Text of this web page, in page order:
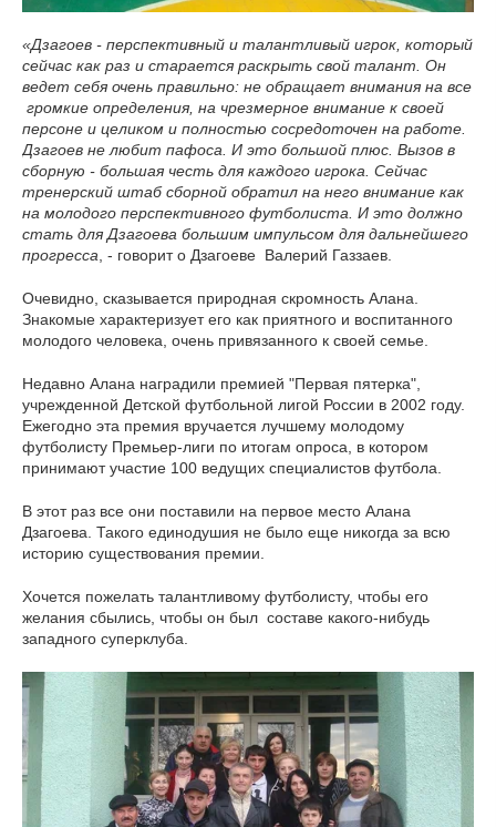
«Дзагоев - перспективный и талантливый игрок, который
сейчас как раз и старается раскрыть свой талант. Он
ведет себя очень правильно: не обращает внимания на все
громкие определения, на чрезмерное внимание к своей
персоне и целиком и полностью сосредоточен на работе.
Дзагоев не любит пафоса. И это большой плюс. Вызов в
сборную - большая честь для каждого игрока. Сейчас
тренерский штаб сборной обратил на него внимание как
на молодого перспективного футболиста. И это должно
стать для Дзагоева большим импульсом для дальнейшего
прогресса, - говорит о Дзагоеве Валерий Газзаев.
Очевидно, сказывается природная скромность Алана.
Знакомые характеризует его как приятного и воспитанного
молодого человека, очень привязанного к своей семье.
Недавно Алана наградили премией "Первая пятерка",
учрежденной Детской футбольной лигой России в 2002 году.
Ежегодно эта премия вручается лучшему молодому
футболисту Премьер-лиги по итогам опроса, в котором
принимают участие 100 ведущих специалистов футбола.
В этот раз все они поставили на первое место Алана
Дзагоева. Такого единодушия не было еще никогда за всю
историю существования премии.
Хочется пожелать талантливому футболисту, чтобы его
желания сбылись, чтобы он был составе какого-нибудь
западного суперклуба.